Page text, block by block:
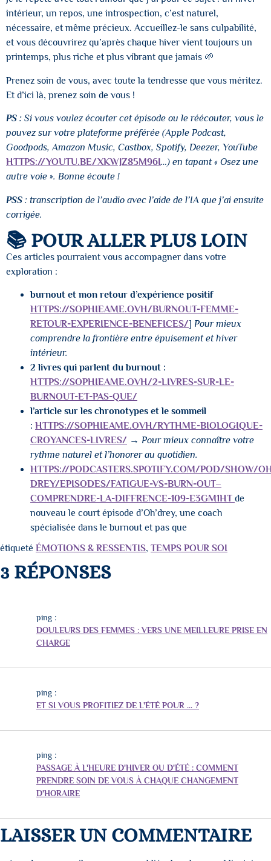
intérieur, un repos, une introspection, c’est naturel,
nécessaire, et même précieux. Accueillez-le sans culpabilité,
et vous découvrirez qu’après chaque hiver vient toujours un
printemps, plus riche et plus vibrant que jamais 🌱
Prenez soin de vous, avec toute la tendresse que vous méritez.
Et d’ici là, prenez soin de vous !
PS : Si vous voulez écouter cet épisode ou le réécouter, vous le
pouvez sur votre plateforme préférée (Apple Podcast,
Goodpods, Amazon Music, Castbox, Spotify, Deezer, YouTube
HTTPS://YOUTU.BE/XKWJZ85M96I…) en tapant « Osez une
autre voie ». Bonne écoute !
PSS : transcription de l’audio avec l’aide de l’IA que j’ai ensuite
corrigée.
📚 POUR ALLER PLUS LOIN
Ces articles pourraient vous accompagner dans votre
exploration :
burnout et mon retour d’expérience positif
HTTPS://SOPHIEAME.OVH/BURNOUT-FEMME-
RETOUR-EXPERIENCE-BENEFICES/] Pour mieux
comprendre la frontière entre épuisement et hiver
intérieur.
2 livres qui parlent du burnout :
HTTPS://SOPHIEAME.OVH/2-LIVRES-SUR-LE-
BURNOUT-ET-PAS-QUE/
l’article sur les chronotypes et le sommeil
: HTTPS://SOPHIEAME.OVH/RYTHME-BIOLOGIQUE-
CROYANCES-LIVRES/ → Pour mieux connaître votre
rythme naturel et l’honorer au quotidien.
HTTPS://PODCASTERS.SPOTIFY.COM/POD/SHOW/
DREY/EPISODES/FATIGUE-VS-BURN-OUT–
COMPRENDRE-LA-DIFFRENCE-109-E3GM1HT de
nouveau le court épisode d’Oh’drey, une coach
spécialisée dans le burnout et pas que
étiqueté ÉMOTIONS & RESSENTIS, TEMPS POUR SOI
3 RÉPONSES
ping :
DOULEURS DES FEMMES : VERS UNE MEILLEURE PRISE EN
CHARGE
ping :
ET SI VOUS PROFITIEZ DE L'ÉTÉ POUR ... ?
ping :
PASSAGE À L'HEURE D'HIVER OU D'ÉTÉ : COMMENT
PRENDRE SOIN DE VOUS À CHAQUE CHANGEMENT
D'HORAIRE
LAISSER UN COMMENTAIRE